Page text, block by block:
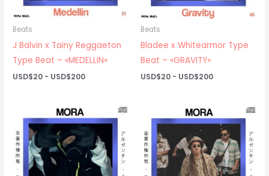
Beats
J Balvin x Tainy Reggaeton
Type Beat – «MEDELLIN»
USD$20 - USD$200Rango
hasta
USD$200
Beats
Bladee x Whitearmor Type
Beat – «GRAVITY»
USD$20 - USD$200Rango
USD$20
hasta
USD$200